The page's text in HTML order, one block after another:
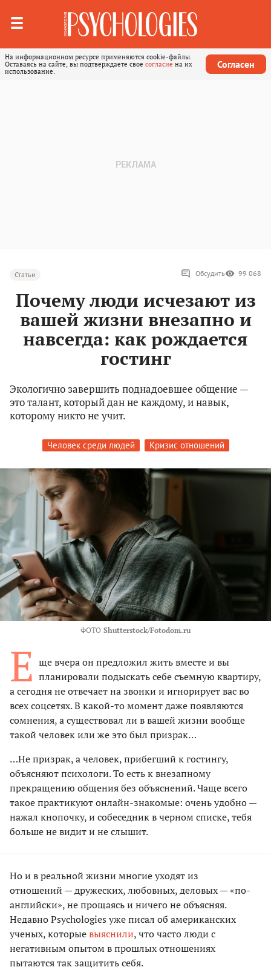
На информационном ресурсе применяются cookie-файлы.
Оставаясь на сайте, вы подтверждаете свое согласие на их
использование.
Согласен
Статьи Обсудить 99 068
Почему люди исчезают из
вашей жизни внезапно и
навсегда: как рождается
гостинг
Экологично завершить поднадоевшее общение —
это талант, который дан не каждому, и навык,
которому никто не учит.
Человек среди людей Кризис отношений
ФОТО Shutterstock/Fotodom.ru
Е ще вчера он предложил жить вместе и вы
планировали подыскать себе съемную квартиру,
а сегодня не отвечает на звонки и игнорирует вас во
всех соцсетях. В какой-то момент даже появляются
сомнения, а существовал ли в вашей жизни вообще
такой человек или же это был призрак…
…Не призрак, а человек, прибегший к гостингу,
объясняют психологи. То есть к внезапному
прекращению общения без объяснений. Чаще всего
такое практикуют онлайн-знакомые: очень удобно —
нажал кнопочку, и собеседник в черном списке, тебя
больше не видит и не слышит.
Но и в реальной жизни многие уходят из
отношений — дружеских, любовных, деловых — «по-
английски», не прощаясь и ничего не объясняя.
Недавно Psychologies уже писал об американских
ученых, которыевыяснили, что часто люди с
негативным опытом в прошлых отношениях
пытаются так защитить себя.